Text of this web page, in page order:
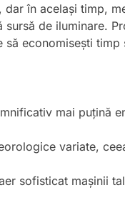
în același timp,
de iluminare.
economisești timp
mai puțină
variate,
sofisticat mașinii